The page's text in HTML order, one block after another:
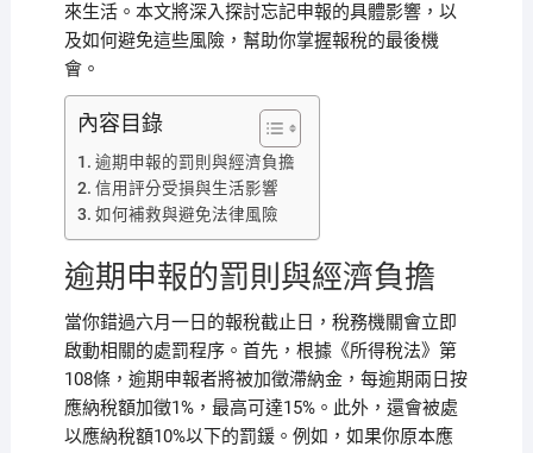
來生活。本文將深入探討忘記申報的具體影響，以
及如何避免這些風險，幫助你掌握報稅的最後機
會。
內容目錄
逾期申報的罰則與經濟負擔
信用評分受損與生活影響
如何補救與避免法律風險
逾期申報的罰則與經濟負擔
當你錯過六月一日的報稅截止日，稅務機關會立即
啟動相關的處罰程序。首先，根據《所得稅法》第
108條，逾期申報者將被加徵滯納金，每逾期兩日按
應納稅額加徵1%，最高可達15%。此外，還會被處
以應納稅額10%以下的罰鍰。例如，如果你原本應